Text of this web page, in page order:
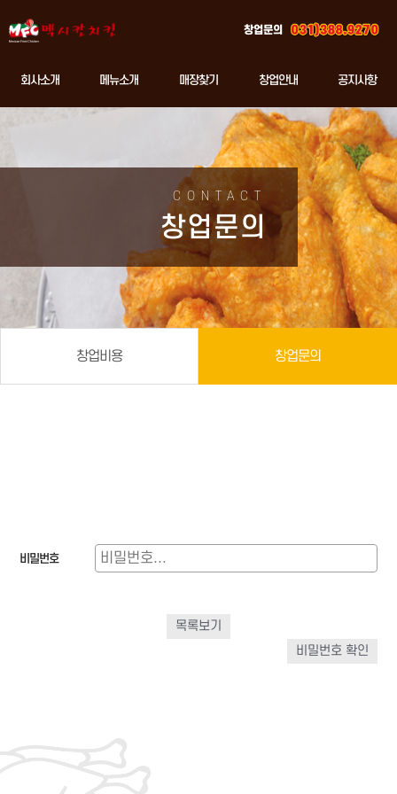
회사소개 메뉴소개 매장찾기 창업안내 공지사항
창업문의
CONTACT
창업문의
창업비용 창업문의
비밀번호
목록보기
비밀번호 확인